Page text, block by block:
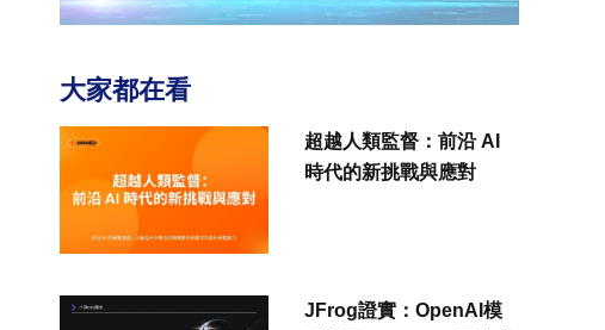
大家都在看
超越人類監督：前沿 AI
時代的新挑戰與應對
JFrog證實：OpenAI模